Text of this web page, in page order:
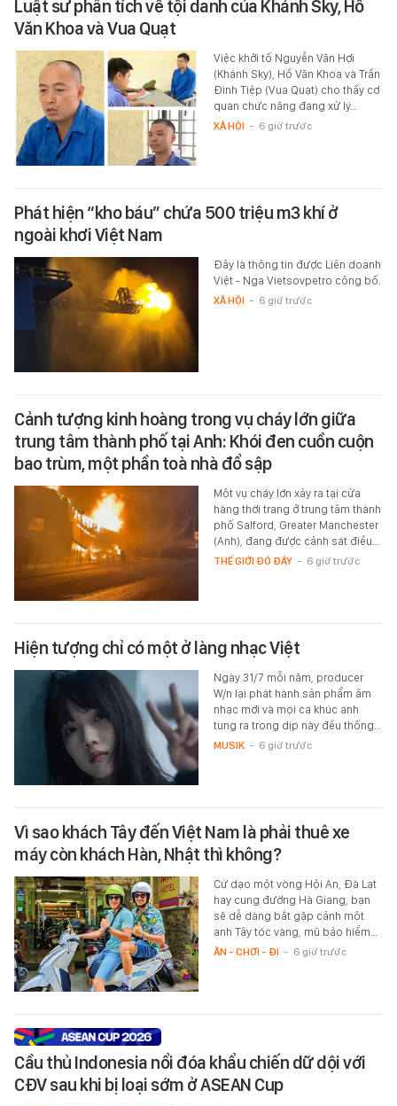
Luật sư phân tích về tội danh của Khánh Sky, Hồ
Văn Khoa và Vua Quạt
Việc khởi tố Nguyễn Văn Hợi
(Khánh Sky), Hồ Văn Khoa và Trần
Đình Tiệp (Vua Quạt) cho thấy cơ
quan chức năng đang xử lý…
XÃ HỘI - 6 giờ trước
Phát hiện “kho báu” chứa 500 triệu m3 khí ở
ngoài khơi Việt Nam
Đây là thông tin được Liên doanh
Việt - Nga Vietsovpetro công bố.
XÃ HỘI - 6 giờ trước
Cảnh tượng kinh hoàng trong vụ cháy lớn giữa
trung tâm thành phố tại Anh: Khói đen cuồn cuộn
bao trùm, một phần toà nhà đổ sập
Một vụ cháy lớn xảy ra tại cửa
hàng thời trang ở trung tâm thành
phố Salford, Greater Manchester
(Anh), đang được cảnh sát điều…
THẾ GIỚI ĐÓ ĐÂY - 6 giờ trước
Hiện tượng chỉ có một ở làng nhạc Việt
Ngày 31/7 mỗi năm, producer
W/n lại phát hành sản phẩm âm
nhạc mới và mọi ca khúc anh
tung ra trong dịp này đều thống…
MUSIK - 6 giờ trước
Vì sao khách Tây đến Việt Nam là phải thuê xe
máy còn khách Hàn, Nhật thì không?
Cứ dạo một vòng Hội An, Đà Lạt
hay cung đường Hà Giang, bạn
sẽ dễ dàng bắt gặp cảnh một
anh Tây tóc vàng, mũ bảo hiểm…
ĂN - CHƠI - ĐI - 6 giờ trước
Cầu thủ Indonesia nổi đóa khẩu chiến dữ dội với
CĐV sau khi bị loại sớm ở ASEAN Cup